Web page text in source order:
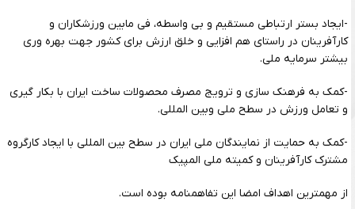
-ایجاد بستر ارتباطی مستقیم و بی واسطه، فی مابین ورزشکاران و
کارآفرینان در راستای هم افزایی و خلق ارزش برای کشور جهت بهره وری
بیشتر سرمایه ملی.
-کمک به فرهنک سازی و ترویج مصرف محصولات ساخت ایران با بکار گیری
و تعامل ورزش در سطح ملی وبین المللی.
-کمک به حمایت از نمایندگان ملی ایران در سطح بین المللی با ایجاد کارگروه
مشترک کارآفرینان و کمیته ملی المپیک
از مهمترین اهداف امضا این تفاهمنامه بوده است.